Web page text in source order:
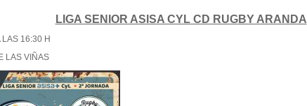
LIGA SENIOR ASISA CYL CD RUGBY ARANDA
16:30 H
LAS VIÑAS